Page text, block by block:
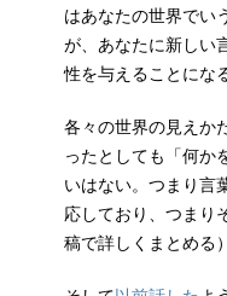
はあなたの世界でい
が、あなたに新しい
性を与えることにな
各々の世界の見えか
ったとしても「何か
いはない。つまり言
応しており、つまり
稿で詳しくまとめる